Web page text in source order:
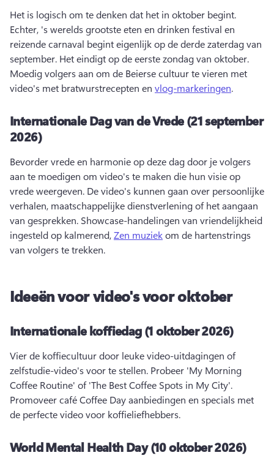
Echter, 's werelds grootste eten en drinken festival en
reizende carnaval begint eigenlijk op de derde zaterdag van
september.
Moedig volgers aan om de Beierse cultuur te vieren met
video's met bratwurstrecepten en vlog-markeringen.
Internationale Dag van de Vrede (21 september
2026)
Bevorder vrede en harmonie op deze dag door je volgers
aan te moedigen om video's te maken die hun visie op
vrede weergeven. De video's kunnen gaan over persoonlijke
verhalen, maatschappelijke dienstverlening of het aangaan
van gesprekken. Showcase-handelingen van vriendelijkheid
ingesteld op kalmerend, Zen muziek om de hartenstrings
van volgers te trekken.
Ideeën voor video's voor oktober
Internationale koffiedag (1 oktober 2026)
Vier de koffiecultuur door leuke video-uitdagingen of
zelfstudie-video's voor te stellen. Probeer 'My Morning
Coffee Routine' of 'The Best Coffee Spots in My City'.
Promoveer café Coffee Day aanbiedingen en specials met
de perfecte video voor koffieliefhebbers.
World Mental Health Day (10 oktober 2026)